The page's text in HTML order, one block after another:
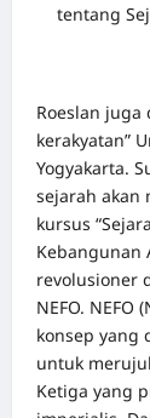
tentang
Roeslan
kerakyatan”
Yogyakarta.
sejarah akan
kursus
Kebangunan
revolusioner
NEFO. NEFO
konsep yang
untuk
Ketiga yang